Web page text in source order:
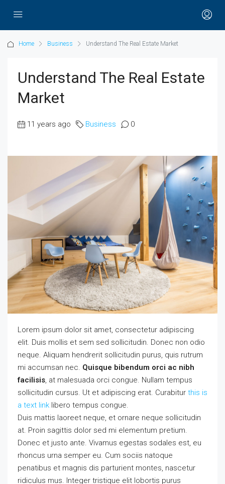
Home Business Understand The Real Estate Market
Understand The Real Estate
Market
11 years ago Business 0
Lorem ipsum dolor sit amet, consectetur adipiscing
elit. Duis mollis et sem sed sollicitudin. Donec non odio
neque. Aliquam hendrerit sollicitudin purus, quis rutrum
mi accumsan nec. Quisque bibendum orci ac nibh
facilisis , at malesuada orci congue. Nullam tempus
sollicitudin cursus. Ut et adipiscing erat. Curabitur this is
a text link libero tempus congue.
Duis mattis laoreet neque, et ornare neque sollicitudin
at. Proin sagittis dolor sed mi elementum pretium.
Donec et justo ante. Vivamus egestas sodales est, eu
rhoncus urna semper eu. Cum sociis natoque
penatibus et magnis dis parturient montes, nascetur
ridiculus mus. Integer tristique elit lobortis purus